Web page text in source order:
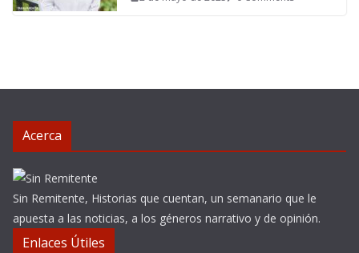
Acerca
Sin Remitente, Historias que cuentan, un semanario que le
apuesta a las noticias, a los géneros narrativo y de opinión.
Enlaces Útiles